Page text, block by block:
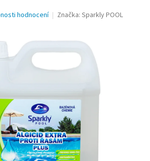
je 0,0 z 5 hvězdiček.
hodnocení Značka: Sparkly POOL